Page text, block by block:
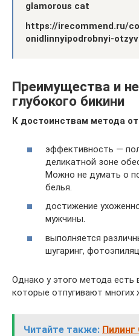
glamorous cat
https://irecommend.ru/
onidlinnyipodrobnyi-
Преимущества и
глубокого бикини
К достоинствам метода
эффективность —
деликатной зоне
Можно не думать о
белья.
достижение
мужчины.
выполняется
шугаринг,
Однако у этого метода есть
которые отпугивают многих
Читайте также: Пилинг